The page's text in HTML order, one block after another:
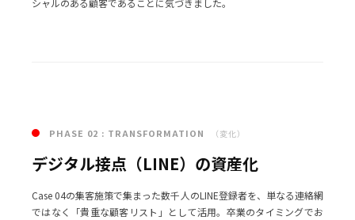
02
PHASE 02 : TRANSFORMATION （変化）
デジタル接点（LINE）の資産化
Case 04の集客施策で集まった数千人のLINE登録者を、単なる連絡網
ではなく「貴重な顧客リスト」として活用。卒業のタイミングでお